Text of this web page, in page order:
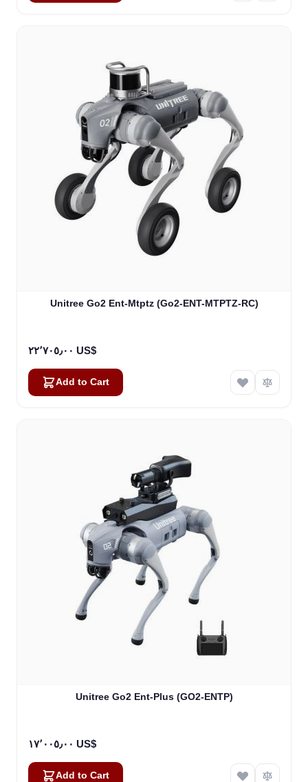
Unitree Go2 Ent-Mtptz (Go2-ENT-MTPTZ-RC)
٢٢٬٧٠٥٫٠٠ US$
Add to Cart
Unitree Go2 Ent-Plus (GO2-ENTP)
١٧٬٠٠٥٫٠٠ US$
Add to Cart